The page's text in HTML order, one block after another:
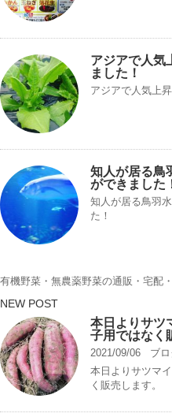
アジアで人気
ました！
アジアで人気上
知人が居る鳥
ができました
知人が居る鳥羽
た！
有機野菜・無農薬野菜の通販・宅配
NEW POST
本日よりサツ
子用ではなく
2021/09/06
ブ
本日よりサツマ
く販売します。